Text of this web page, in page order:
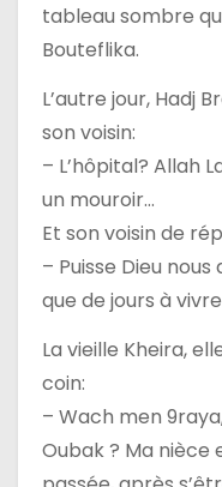
tableau sombre
Bouteflika.
L’autre jour, Hadj
son voisin:
– L’hôpital? Allah
un mouroir…
Et son voisin de
– Puisse Dieu
que de jours à
La vieille Kheira,
coin:
– Wach men
Oubak ? Ma nièce